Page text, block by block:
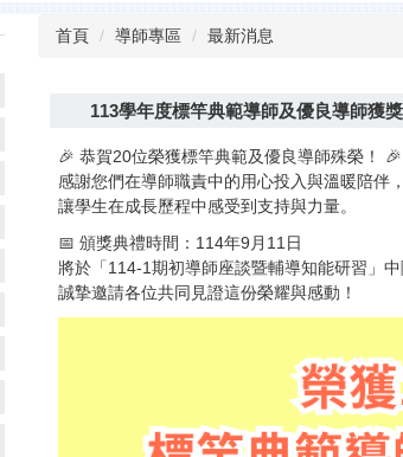
首頁 導師專區 最新消息
113學年度標竿典範導師及優良導師獲
🎉 恭賀20位榮獲標竿典範及優良導師殊榮！ 🎉
感謝您們在導師職責中的用心投入與溫暖陪伴，
讓學生在成長歷程中感受到支持與力量。
📅 頒獎典禮時間：114年9月11日
將於「114-1期初導師座談暨輔導知能研習」中
誠摯邀請各位共同見證這份榮耀與感動！